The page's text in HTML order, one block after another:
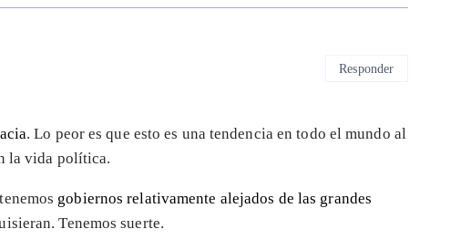
. Lo peor es que esto es una tendencia en todo el mundo al
la vida política.
gobiernos relativamente alejados de las grandes
Tenemos suerte.
Responder